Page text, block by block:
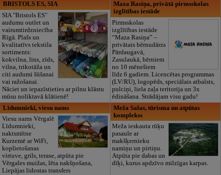
BRISTOLS ES, SIA
SIA "Bristols ES"
audumu outlet un
vairumtirdzniecība
Rīgā. Plašs un
kvalitatīvs tekstila
sortiments:
kokvilna, lins, zīds,
vilna, trikotāža un
citi audumi šūšanai
vai ražošanai.
Nāciet un iepazīstieties ar pilnu klāstu
mūsu noliktavā klātienē!
Maza Rasiņa, privātā pirmsskolas
izglītības iestāde
Pirmsskolas
izglītības iestāde
“Maza Rasiņa” –
privātais bērnudārzs
Pārdaugavā,
Zasulaukā, bērniem
no 10 mēnešiem
līdz 6 gadiem. Licencētas programmas
(LV/RU), logopēds, speciālais atbalsts,
pulciņi, liela zaļa teritorija un 3x
ēdināšana. Strādājam visu gadu!
Līdumnieki, viesu nams
Viesu nams Vērgalē
Līdumnieki,
naktsmītne
Kurzemē ar WiFi,
koplietošanas
virtuve, grils, terase, atpūta pie
Vērgales muižas, lēta nakšņošana,
Liepājas lidostas transfers
Meža Salas, tūrisma un atpūtas
komplekss
Meža ieskauta rūķu
pasaule ar
makšķernieku
namiņu un pirtiņu.
Atpūta pie dabas un
dīķi, kurus apdzīvo milzīgas karpas.